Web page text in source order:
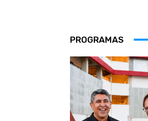
PROGRAMAS